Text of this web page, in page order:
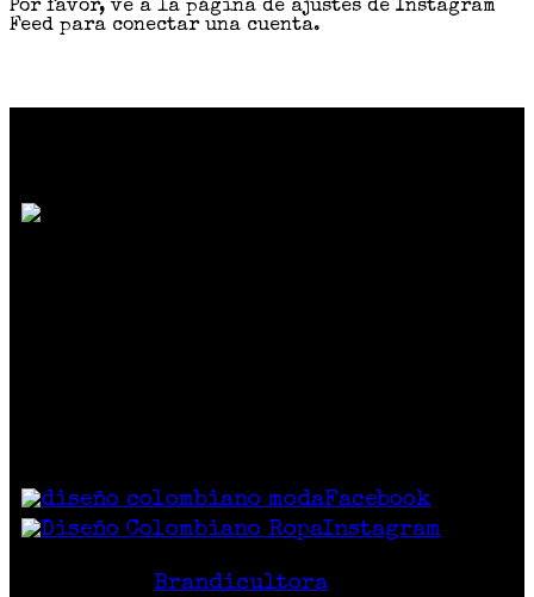
Por favor, ve a la página de ajustes de Instagram
Feed para conectar una cuenta.
Facebook
Instagram
Brandicultora